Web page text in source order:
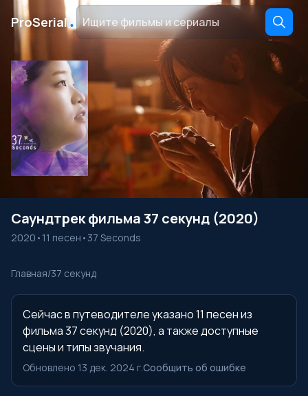
ProSerial․
Саундтрек фильма 37 секунд (2020)
2020 • 11 песен • 37 Seconds
Главная/37 секунд
Сейчас в путеводителе указано 11 песен из
фильма 37 секунд (2020), а также доступные
сцены и типы звучания.
Обновлено 13 дек. 2024 г.Сообщить об ошибке